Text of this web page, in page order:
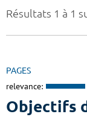
Résultats 1 à 1
PAGES
relevance:
Objectifs